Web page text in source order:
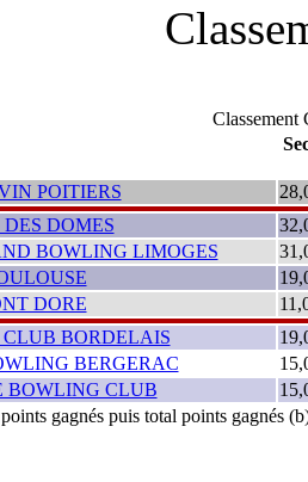
POITIERS
DOMES
BOWLING LIMOGES
DORE
BORDELAIS
BERGERAC
BOWLING CLUB
gagnés puis total points gagnés